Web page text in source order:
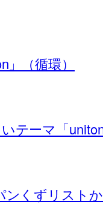
（循環）
テーマ「
ンくずリスト